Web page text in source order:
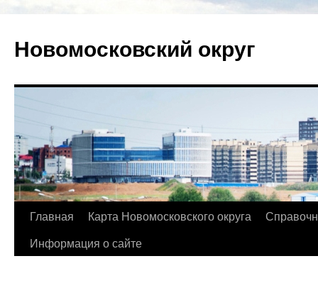
Новомосковский округ
Главная Карта Новомосковского округа
Информация о сайте